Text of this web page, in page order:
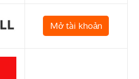
Mở tài khoản